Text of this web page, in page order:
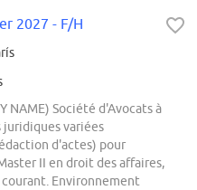
2027 - F/H
NAME) Société d'Avocats à
juridiques variées
d'actes) pour
II en droit des affaires,
Environnement